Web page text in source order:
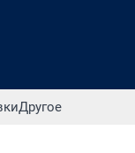
Другое